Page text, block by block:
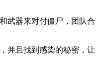
武器来对付僵尸，团队合
并且找到感染的秘密，让